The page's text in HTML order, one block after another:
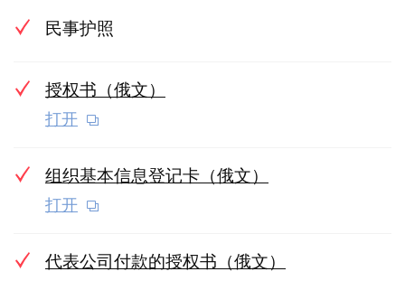
民事护照
授权书（俄文）
打开
组织基本信息登记卡（俄文）
打开
代表公司付款的授权书（俄文）